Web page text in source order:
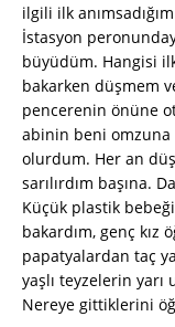
ilgili ilk
İstasyon
büyüdüm. Hangisi
bakarken düşmem
pencerenin önüne
abinin beni omzuna
olurdum. Her an
sarılırdım başına.
Küçük plastik
bakardım, genç
papatyalardan taç
yaşlı teyzelerin yarı
Nereye gittiklerini